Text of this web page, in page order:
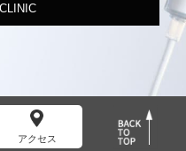
アクセス